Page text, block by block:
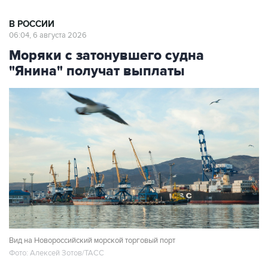
В РОССИИ
06:04, 6 августа 2026
Моряки с затонувшего судна
"Янина" получат выплаты
Вид на Новороссийский морской торговый порт
Фото: Алексей Зотов/ТАСС